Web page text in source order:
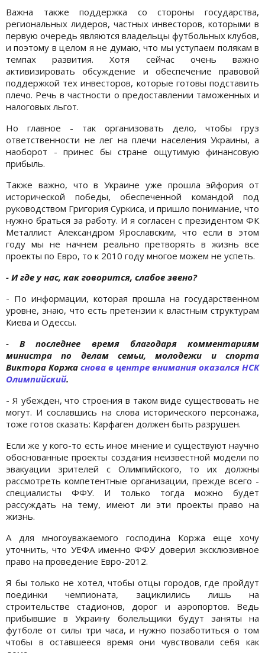
Важна также поддержка со стороны государства,
региональных лидеров, частных инвесторов, которыми в
первую очередь являются владельцы футбольных клубов,
и поэтому в целом я не думаю, что мы уступаем полякам в
темпах развития. Хотя сейчас очень важно
активизировать обсуждение и обеспечение правовой
поддержкой тех инвесторов, которые готовы подставить
плечо. Речь в частности о предоставлении таможенных и
налоговых льгот.
Но главное - так организовать дело, чтобы груз
ответственности не лег на плечи населения Украины, а
наоборот - принес бы стране ощутимую финансовую
прибыль.
Также важно, что в Украине уже прошла эйфория от
исторической победы, обеспеченной командой под
руководством Григория Суркиса, и пришло понимание, что
нужно браться за работу. И я согласен с президентом ФК
Металлист Александром Ярославским, что если в этом
году мы не начнем реально претворять в жизнь все
проекты по Евро, то к 2010 году многое можем не успеть.
- И где у нас, как говорится, слабое звено?
- По информации, которая прошла на государственном
уровне, знаю, что есть претензии к властным структурам
Киева и Одессы.
- В последнее время благодаря комментариям
министра по делам семьи, молодежи и спорта
Виктора Коржа снова в центре внимания оказался НСК
Олимпийский.
- Я убежден, что строения в таком виде существовать не
могут. И сославшись на слова исторического персонажа,
тоже готов сказать: Карфаген должен быть разрушен.
Если же у кого-то есть иное мнение и существуют научно
обоснованные проекты создания неизвестной модели по
эвакуации зрителей с Олимпийского, то их должны
рассмотреть компетентные организации, прежде всего -
специалисты ФФУ. И только тогда можно будет
рассуждать на тему, имеют ли эти проекты право на
жизнь.
А для многоуважаемого господина Коржа еще хочу
уточнить, что УЕФА именно ФФУ доверил эксклюзивное
право на проведение Евро-2012.
Я бы только не хотел, чтобы отцы городов, где пройдут
поединки чемпионата, зациклились лишь на
строительстве стадионов, дорог и аэропортов. Ведь
прибывшие в Украину болельщики будут заняты на
футболе от силы три часа, и нужно позаботиться о том
чтобы в оставшееся время они чувствовали себя как